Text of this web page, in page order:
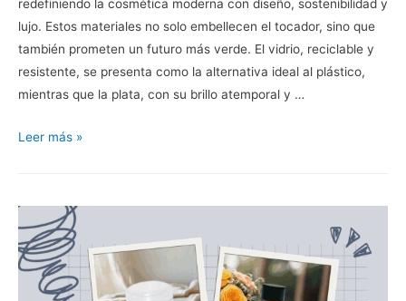
redefiniendo la cosmética moderna con diseño, sostenibilidad y
lujo. Estos materiales no solo embellecen el tocador, sino que
también prometen un futuro más verde. El vidrio, reciclable y
resistente, se presenta como la alternativa ideal al plástico,
mientras que la plata, con su brillo atemporal y …
Leer más »